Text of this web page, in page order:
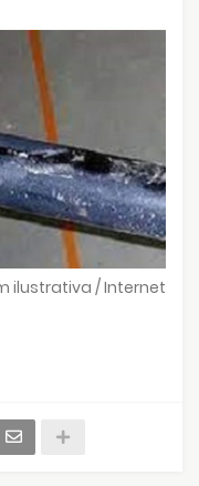
ilustrativa / Internet